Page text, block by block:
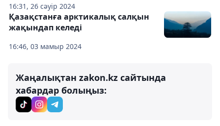
16:31, 26 сәуір 2024
16:46, 03 мамыр 2024
Қазақстанға арктикалық салқын
жақындап келеді
Жаңалықтан zakon.kz сайтында
хабардар болыңыз: